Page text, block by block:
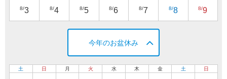
8/3 8/4 8/5 8/6 8/7 8/8 8/9
今年のお盆休み
土 日 月 火 水 木 金 土 日